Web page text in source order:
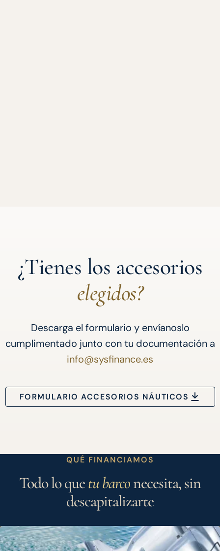
¿Tienes los accesorios
elegidos?
Descarga el formulario y envíanoslo
cumplimentado junto con tu documentación a
info@sysfinance.es
FORMULARIO ACCESORIOS NÁUTICOS
QUÉ FINANCIAMOS
Todo lo quetu barconecesita, sin
descapitalizarte